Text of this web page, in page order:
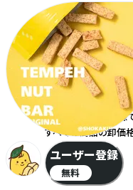
可能な無添加乾燥食品ブランド
無料のユーザー登録
すべての商品の卸価
ユーザー登録
無料